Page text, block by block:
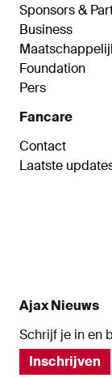
Sponsors &
Business
Foundation
Pers
Fancare
Contact
Laatste
Ajax Nieuws
Schrijf je in en
Inschrijven